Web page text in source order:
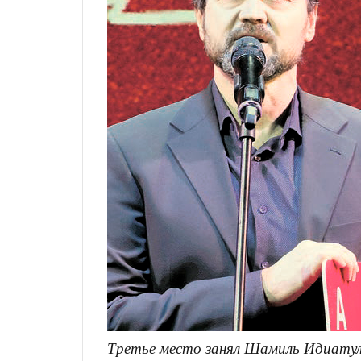
Третье место занял Шамиль